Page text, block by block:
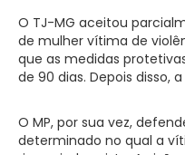
O TJ-MG aceitou
de mulher vítima de
que as medidas
de 90 dias. Depois disso,
O MP, por sua vez,
determinado no qual a